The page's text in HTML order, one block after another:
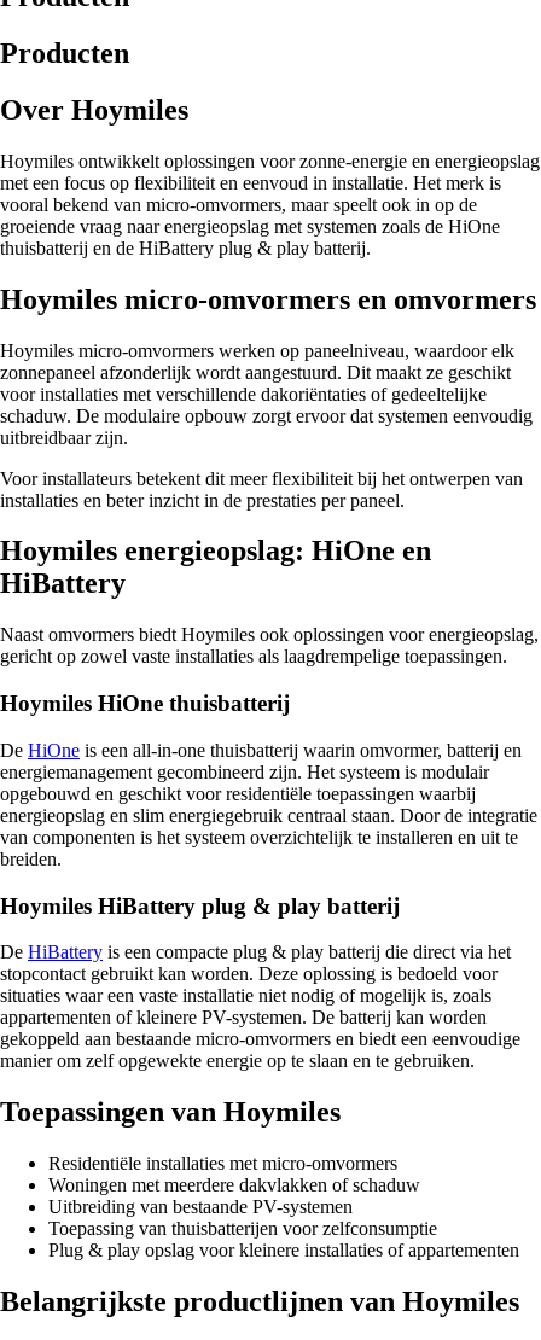
Producten
Over Hoymiles
Hoymiles ontwikkelt oplossingen voor zonne-energie en energieopslag
met een focus op flexibiliteit en eenvoud in installatie. Het merk is
vooral bekend van micro-omvormers, maar speelt ook in op de
groeiende vraag naar energieopslag met systemen zoals de HiOne
thuisbatterij en de HiBattery plug & play batterij.
Hoymiles micro-omvormers en omvormers
Hoymiles micro-omvormers werken op paneelniveau, waardoor elk
zonnepaneel afzonderlijk wordt aangestuurd. Dit maakt ze geschikt
voor installaties met verschillende dakoriëntaties of gedeeltelijke
schaduw. De modulaire opbouw zorgt ervoor dat systemen eenvoudig
uitbreidbaar zijn.
Voor installateurs betekent dit meer flexibiliteit bij het ontwerpen van
installaties en beter inzicht in de prestaties per paneel.
Hoymiles energieopslag: HiOne en
HiBattery
Naast omvormers biedt Hoymiles ook oplossingen voor energieopslag,
gericht op zowel vaste installaties als laagdrempelige toepassingen.
Hoymiles HiOne thuisbatterij
De HiOne is een all-in-one thuisbatterij waarin omvormer, batterij en
energiemanagement gecombineerd zijn. Het systeem is modulair
opgebouwd en geschikt voor residentiële toepassingen waarbij
energieopslag en slim energiegebruik centraal staan. Door de integratie
van componenten is het systeem overzichtelijk te installeren en uit te
breiden.
Hoymiles HiBattery plug & play batterij
De HiBattery is een compacte plug & play batterij die direct via het
stopcontact gebruikt kan worden. Deze oplossing is bedoeld voor
situaties waar een vaste installatie niet nodig of mogelijk is, zoals
appartementen of kleinere PV-systemen. De batterij kan worden
gekoppeld aan bestaande micro-omvormers en biedt een eenvoudige
manier om zelf opgewekte energie op te slaan en te gebruiken.
Toepassingen van Hoymiles
Residentiële installaties met micro-omvormers
Woningen met meerdere dakvlakken of schaduw
Uitbreiding van bestaande PV-systemen
Toepassing van thuisbatterijen voor zelfconsumptie
Plug & play opslag voor kleinere installaties of appartementen
Belangrijkste productlijnen van Hoymiles